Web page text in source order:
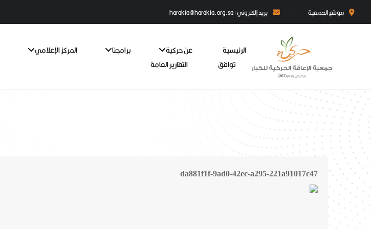
موقع الجمعية بريد إلكتروني : harakia@harakia.org.sa
الرئيسية عن حركية برامجنا المركز الإعلامي
توافق
التقارير العامة
da881f1f-9ad0-42ec-a295-221a91017c47